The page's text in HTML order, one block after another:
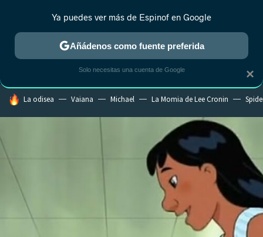
ESTRENOS REALITY ANIME RANKINGS CINE
HOY SE HABLA DE
La odisea Vaiana Michael La Momia de Lee Cronin
×
Ya puedes ver más de Espinof en Google
Añádenos como fuente preferida
Solo necesitas una cuenta de Google